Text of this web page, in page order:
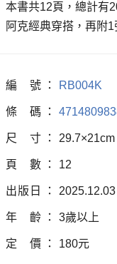
本書共12頁，總計有
阿克經典穿搭，再附
編 號 RB004K
條 碼
尺 寸 29.7×21cm
頁 數 12
出版 日 2025.12.03
年 齡 3歲以上
定 價 180元